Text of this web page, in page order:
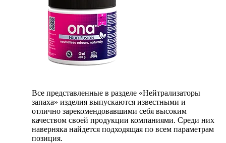
Все представленные в разделе «Нейтрализаторы
запаха» изделия выпускаются известными и
отлично зарекомендовавшими себя высоким
качеством своей продукции компаниями. Среди них
наверняка найдется подходящая по всем параметрам
позиция.